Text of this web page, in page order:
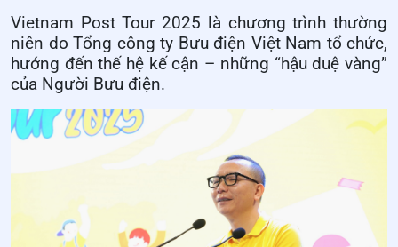
Vietnam Post Tour 2025 là chương trình thường
niên do Tổng công ty Bưu điện Việt Nam tổ chức,
hướng đến thế hệ kế cận – những “hậu duệ vàng”
của Người Bưu điện.